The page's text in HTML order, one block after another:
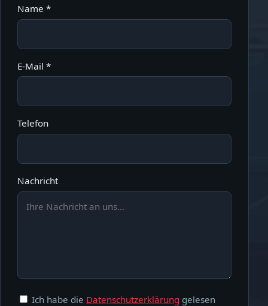
Name *
E-Mail *
Telefon
Nachricht
Ich habe die Datenschutzerklärung gelesen